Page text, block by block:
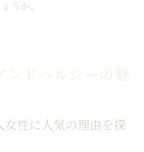
うか。
ンドヘルシーの魅
女性に人気の理由を探